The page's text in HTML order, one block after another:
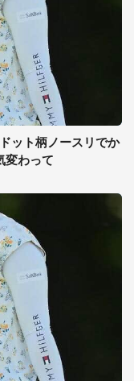
ット柄ノースリでか
変わって